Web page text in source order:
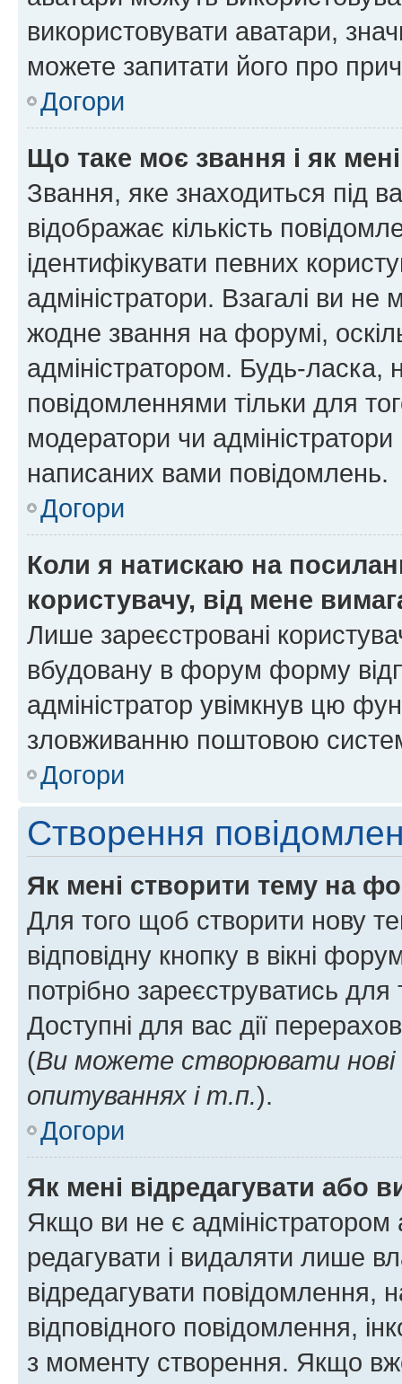
використовувати аватари,
можете запитати його про
Догори
Що таке моє звання і як
Звання, яке знаходиться під
відображає кількість
ідентифікувати певних
адміністратори. Взагалі ви
жодне звання на форумі,
адміністратором. Будь-
повідомленнями тільки для
модератори чи
написаних вами повідомлень.
Догори
Коли я натискаю на
користувачу, від мене
Лише зареєстровані
вбудовану в форум форму
адміністратор увімкнув цю
зловживанню поштовою
Догори
Створення
Як мені створити тему на
Для того щоб створити нову
відповідну кнопку в вікні
потрібно зареєструватись
Доступні для вас дії
(Ви можете створювати
опитуваннях і т.п.).
Догори
Як мені відредагувати або
Якщо ви не є
редагувати і видаляти лише
відредагувати повідомлення,
відповідного повідомлення,
з моменту створення. Якщо